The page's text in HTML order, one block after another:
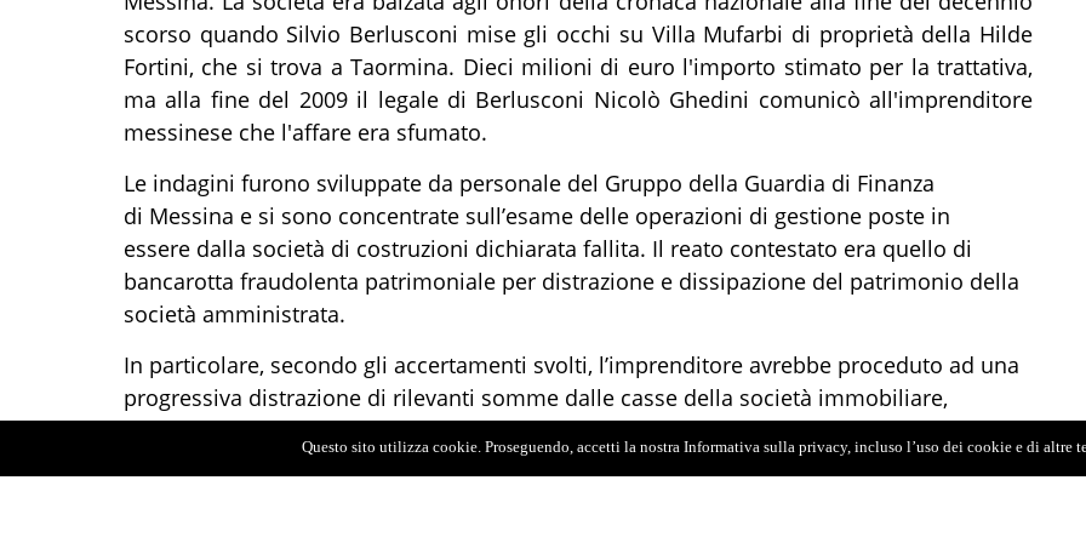
scorso quando Silvio Berlusconi mise gli occhi su Villa Mufarbi di proprietà della Hilde
Fortini, che si trova a Taormina. Dieci milioni di euro l'importo stimato per la trattativa,
ma alla fine del 2009 il legale di Berlusconi Nicolò Ghedini comunicò all'imprenditore
messinese che l'affare era sfumato.
Le indagini furono sviluppate da personale del Gruppo della Guardia di Finanza
di Messina e si sono concentrate sull’esame delle operazioni di gestione poste in
essere dalla società di costruzioni dichiarata fallita. Il reato contestato era quello di
bancarotta fraudolenta patrimoniale per distrazione e dissipazione del patrimonio della
società amministrata.
In particolare, secondo gli accertamenti svolti, l’imprenditore avrebbe proceduto ad una
progressiva distrazione di rilevanti somme dalle casse della società immobiliare,
attraverso l’utilizzo sistematico delle disponibilità finanziarie societarie per motivi diversi
da quelli sociali, causando un grave danno per la società e per i creditori.
Questo sito utilizza cookie. Proseguendo, accetti la nostra Informativa sulla privacy, incluso l’uso dei cookie e di altre